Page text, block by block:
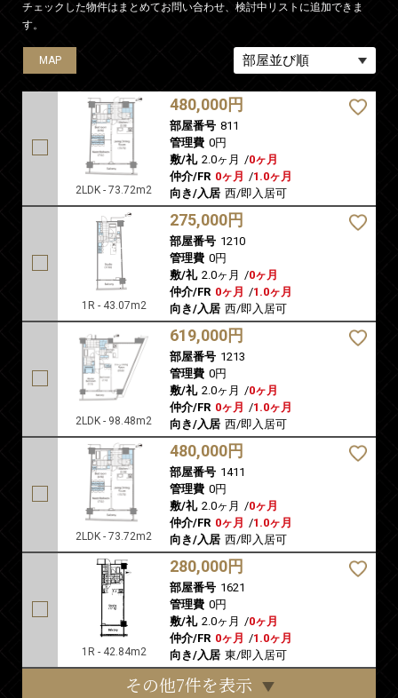
チェックした物件はまとめてお問い合わせ、検討中リストに追加できま
す。
MAP
2LDK - 73.72m2
480,000円
部屋番号 811
管理費 0円
敷/礼 2.0ヶ月 /0ヶ月
仲介/FR 0ヶ月 /1.0ヶ月
向き/入居 西/即入居可
MAP
1R - 43.07m2
275,000円
部屋番号 1210
管理費 0円
敷/礼 2.0ヶ月 /0ヶ月
仲介/FR 0ヶ月 /1.0ヶ月
向き/入居 西/即入居可
MAP
2LDK - 98.48m2
619,000円
部屋番号 1213
管理費 0円
敷/礼 2.0ヶ月 /0ヶ月
仲介/FR 0ヶ月 /1.0ヶ月
向き/入居 西/即入居可
MAP
2LDK - 73.72m2
480,000円
部屋番号 1411
管理費 0円
敷/礼 2.0ヶ月 /0ヶ月
仲介/FR 0ヶ月 /1.0ヶ月
向き/入居 西/即入居可
MAP
1R - 42.84m2
280,000円
部屋番号 1621
管理費 0円
敷/礼 2.0ヶ月 /0ヶ月
仲介/FR 0ヶ月 /1.0ヶ月
向き/入居 東/即入居可
その他7件を表示